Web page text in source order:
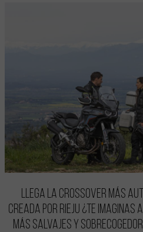
LLEGA LA CROSSOVER MÁS
CREADA POR RIEJU ¿Te
más salvajes y